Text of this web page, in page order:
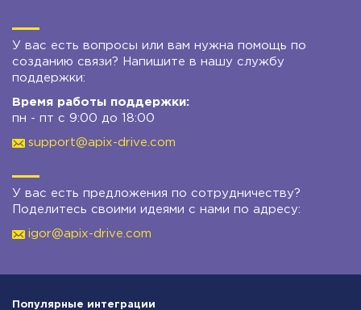
У вас есть вопросы или вам нужна помощь по
созданию связи? Напишите в нашу службу
поддержки:
Время работы поддержки:
пн - пт с 9:00 до 18:00
support@apix-drive.com
У вас есть предложения по сотрудничеству?
Поделитесь своими идеями с нами по адресу:
igor@apix-drive.com
Популярные интеграции